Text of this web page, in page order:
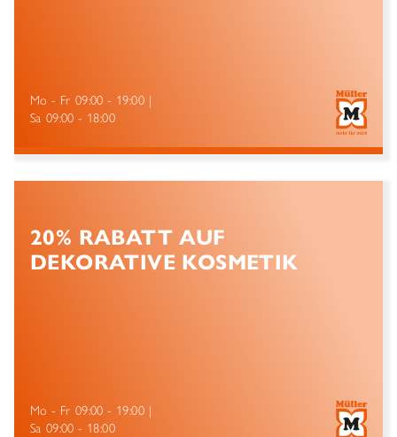
Mo - Fr 09:00 - 19:00
Sa 09:00 - 18:00
20% RABATT AUF
DEKORATIVE KOSMETIK
Mo - Fr 09:00 - 19:00
Sa 09:00 - 18:00